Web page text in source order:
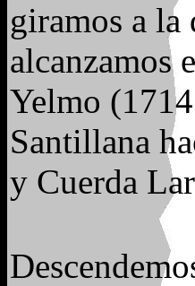
giramos a la
alcanzamos
Yelmo
Santillana
y Cuerda